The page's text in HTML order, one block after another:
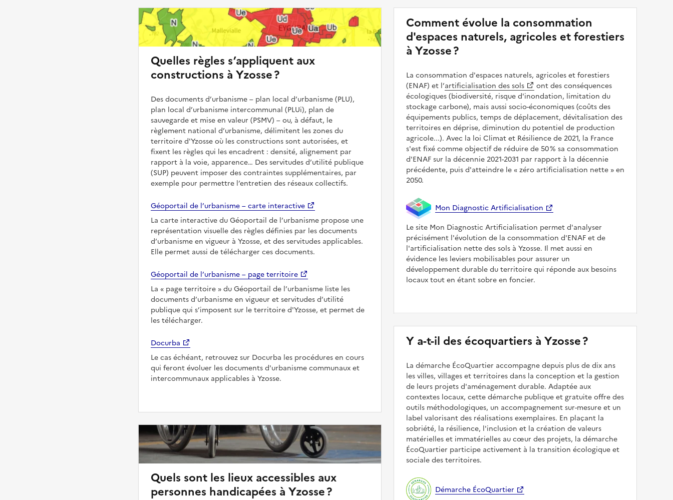
Quelles règles s’appliquent aux
constructions à Yzosse ?
Des documents d’urbanisme – plan local d’urbanisme (PLU),
plan local d’urbanisme intercommunal (PLUi), plan de
sauvegarde et mise en valeur (PSMV) – ou, à défaut, le
règlement national d’urbanisme, délimitent les zones du
territoire d'Yzosse où les constructions sont autorisées, et
fixent les règles qui les encadrent : densité, alignement par
rapport à la voie, apparence… Des servitudes d’utilité publique
(SUP) peuvent imposer des contraintes supplémentaires, par
exemple pour permettre l’entretien des réseaux collectifs.
Géoportail de l’urbanisme – carte interactive
La carte interactive du Géoportail de l’urbanisme propose une
représentation visuelle des règles définies par les documents
d’urbanisme en vigueur à Yzosse, et des servitudes applicables.
Elle permet aussi de télécharger ces documents.
Géoportail de l’urbanisme – page territoire
La
page territoire
du Géoportail de l’urbanisme liste les
documents d’urbanisme en vigueur et servitudes d’utilité
publique qui s’imposent sur le territoire d'Yzosse, et permet de
les télécharger.
Docurba
Le cas échéant, retrouvez sur Docurba les procédures en cours
qui feront évoluer les documents d'urbanisme communaux et
intercommunaux applicables à Yzosse.
Quels sont les lieux accessibles aux
personnes handicapées à Yzosse ?
Comment évolue la consommation
d'espaces naturels, agricoles et forestiers
à Yzosse ?
La consommation d'espaces naturels, agricoles et forestiers
(ENAF) et l’artificialisation des sols
ont des conséquences
écologiques (biodiversité, risque d'inondation, limitation du
stockage carbone), mais aussi socio-économiques (coûts des
équipements publics, temps de déplacement, dévitalisation des
territoires en déprise, diminution du potentiel de production
agricole...). Avec la loi Climat et Résilience de 2021, la France
s'est fixé comme objectif de réduire de 50 % sa consommation
d'ENAF sur la décennie 2021-2031 par rapport à la décennie
précédente, puis d'atteindre le zéro artificialisation nette en
2050.
Mon Diagnostic Artificialisation
Le site Mon Diagnostic Artificialisation permet d'analyser
précisément l'évolution de la consommation d'ENAF et de
l'artificialisation nette des sols à Yzosse. Il met aussi en
évidence les leviers mobilisables pour assurer un
développement durable du territoire qui réponde aux besoins
locaux tout en étant sobre en foncier.
Y a-t-il des écoquartiers à Yzosse ?
La démarche ÉcoQuartier accompagne depuis plus de dix ans
les villes, villages et territoires dans la conception et la gestion
de leurs projets d'aménagement durable. Adaptée aux
contextes locaux, cette démarche publique et gratuite offre des
outils méthodologiques, un accompagnement sur-mesure et un
label valorisant des réalisations exemplaires. En plaçant la
sobriété, la résilience, l'inclusion et la création de valeurs
matérielles et immatérielles au cœur des projets, la démarche
ÉcoQuartier participe activement à la transition écologique et
sociale des territoires.
Démarche ÉcoQuartier